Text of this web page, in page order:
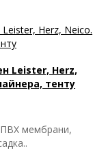
Leister, Herz,
тенту
ПВХ мембрани,